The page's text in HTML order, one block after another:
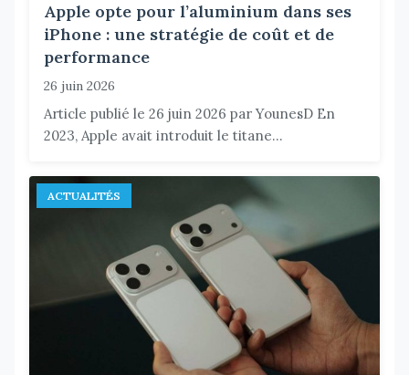
Apple opte pour l’aluminium dans ses
iPhone : une stratégie de coût et de
performance
26 juin 2026
Article publié le 26 juin 2026 par YounesD En
2023, Apple avait introduit le titane...
ACTUALITÉS